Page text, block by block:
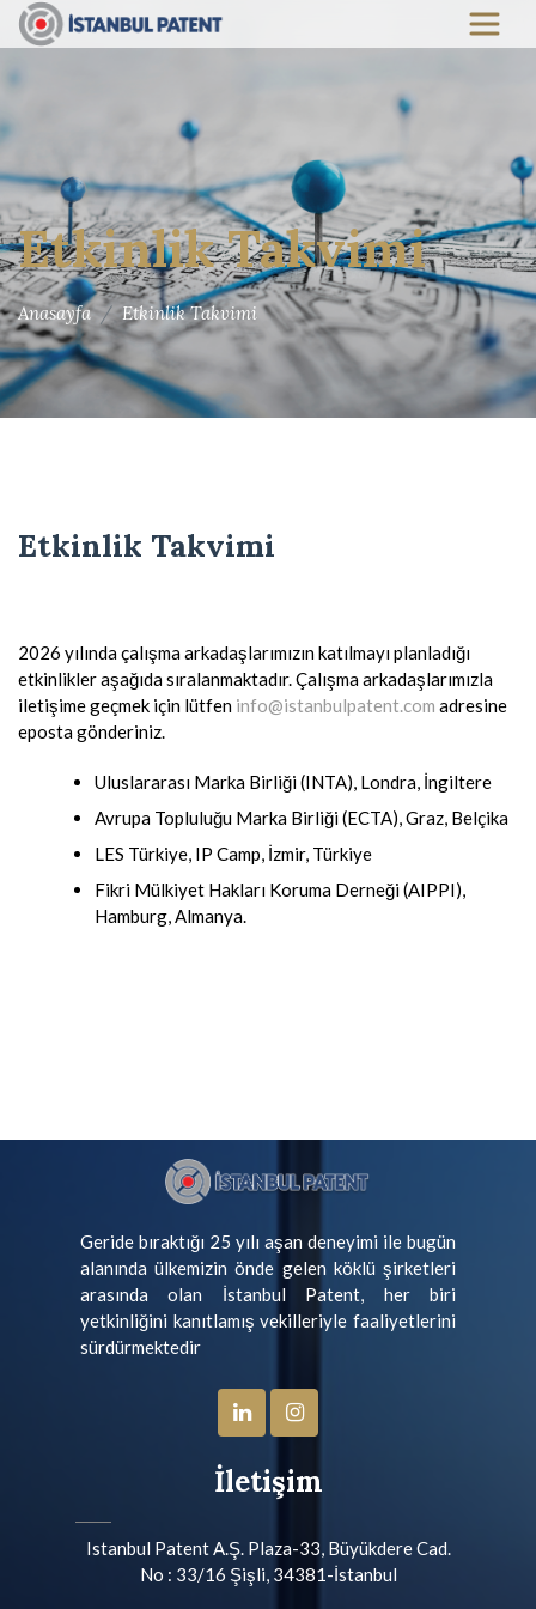
Etkinlik Takvimi
Anasayfa Etkinlik Takvimi
Etkinlik Takvimi
2026 yılında çalışma arkadaşlarımızın katılmayı planladığı
etkinlikler aşağıda sıralanmaktadır. Çalışma arkadaşlarımızla
iletişime geçmek için lütfen info@istanbulpatent.com adresine
eposta gönderiniz.
Uluslararası Marka Birliği (INTA), Londra, İngiltere
Avrupa Topluluğu Marka Birliği (ECTA), Graz, Belçika
LES Türkiye, IP Camp, İzmir, Türkiye
Fikri Mülkiyet Hakları Koruma Derneği (AIPPI),
Hamburg, Almanya.
Geride bıraktığı 25 yılı aşan deneyimi ile bugün
alanında ülkemizin önde gelen köklü şirketleri
arasında olan İstanbul Patent, her biri
yetkinliğini kanıtlamış vekilleriyle faaliyetlerini
sürdürmektedir
İletişim
Istanbul Patent A.Ş. Plaza-33, Büyükdere Cad.
No : 33/16 Şişli, 34381-İstanbul